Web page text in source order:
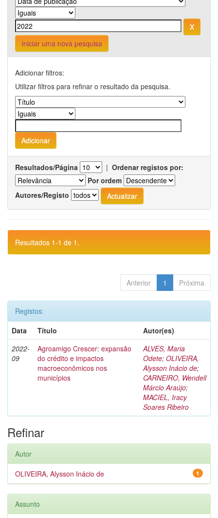
Iniciar uma nova pesquisa
Adicionar filtros:
Utilizar filtros para refinar o resultado da pesquisa.
Resultados/Página | Ordenar registos por:
Por ordem
Autores/Registo
Resultados 1-1 de 1.
Anterior 1 Próxima
Registos:
Data
Título
Autor(es)
2022-
09
Agroamigo Crescer: expansão
do crédito e impactos
macroeconômicos nos
municípios
ALVES, Maria
Odete; OLIVEIRA,
Alysson Inácio de;
CARNEIRO, Wendell
Márcio Araújo;
MACIEL, Iracy
Soares Ribeiro
Refinar
Autor
1
OLIVEIRA, Alysson Inácio de
Assunto